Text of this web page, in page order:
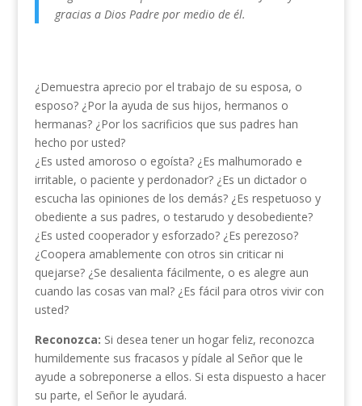
gracias a Dios Padre por medio de él.
¿Demuestra aprecio por el trabajo de su esposa, o
esposo? ¿Por la ayuda de sus hijos, hermanos o
hermanas? ¿Por los sacrificios que sus padres han
hecho por usted?
¿Es usted amoroso o egoísta? ¿Es malhumorado e
irritable, o paciente y perdonador? ¿Es un dictador o
escucha las opiniones de los demás? ¿Es respetuoso y
obediente a sus padres, o testarudo y desobediente?
¿Es usted cooperador y esforzado? ¿Es perezoso?
¿Coopera amablemente con otros sin criticar ni
quejarse? ¿Se desalienta fácilmente, o es alegre aun
cuando las cosas van mal? ¿Es fácil para otros vivir con
usted?
Reconozca: Si desea tener un hogar feliz, reconozca
humildemente sus fracasos y pídale al Señor que le
ayude a sobreponerse a ellos. Si esta dispuesto a hacer
su parte, el Señor le ayudará.